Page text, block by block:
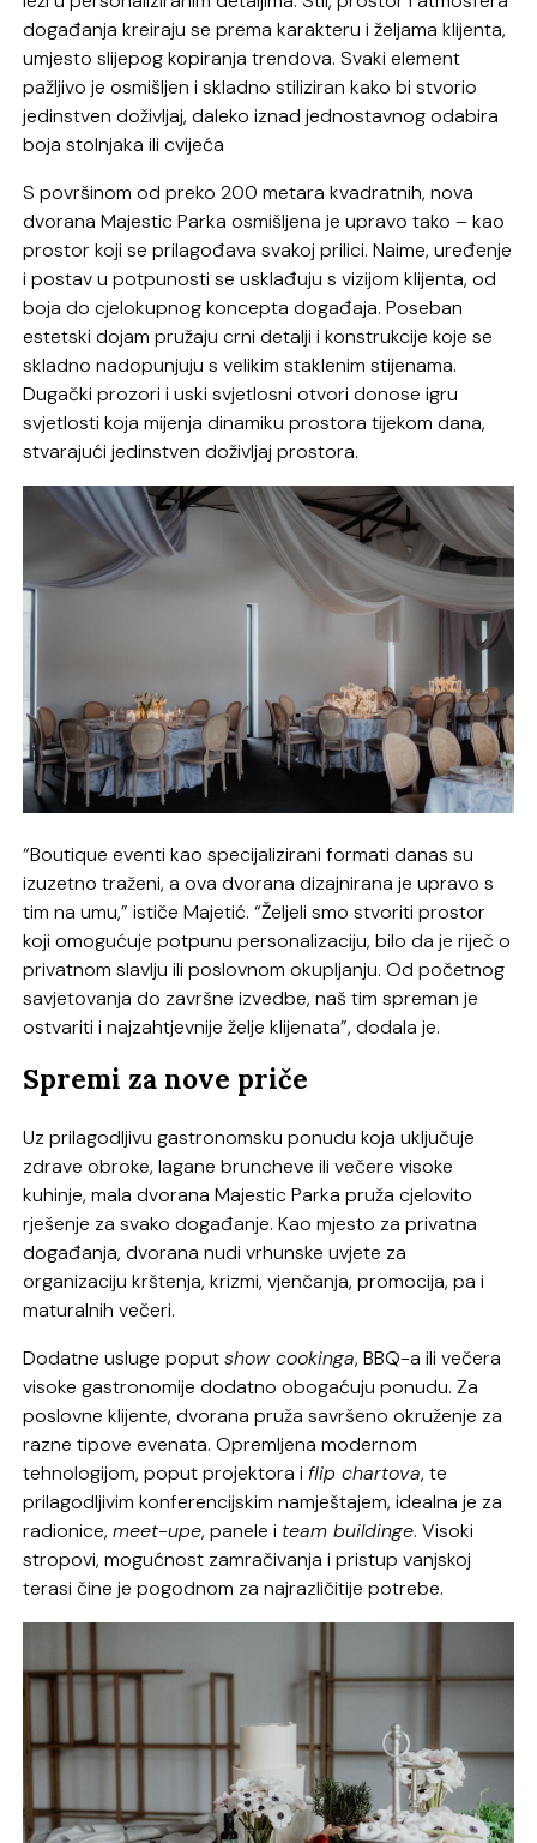
događanja kreiraju se prema karakteru i željama klijenta,
umjesto slijepog kopiranja trendova. Svaki element
pažljivo je osmišljen i skladno stiliziran kako bi stvorio
jedinstven doživljaj, daleko iznad jednostavnog odabira
boja stolnjaka ili cvijeća
S površinom od preko 200 metara kvadratnih, nova
dvorana Majestic Parka osmišljena je upravo tako – kao
prostor koji se prilagođava svakoj prilici. Naime, uređenje
i postav u potpunosti se usklađuju s vizijom klijenta, od
boja do cjelokupnog koncepta događaja. Poseban
estetski dojam pružaju crni detalji i konstrukcije koje se
skladno nadopunjuju s velikim staklenim stijenama.
Dugački prozori i uski svjetlosni otvori donose igru
svjetlosti koja mijenja dinamiku prostora tijekom dana,
stvarajući jedinstven doživljaj prostora.
“Boutique eventi kao specijalizirani formati danas su
izuzetno traženi, a ova dvorana dizajnirana je upravo s
tim na umu,” ističe Majetić. “Željeli smo stvoriti prostor
koji omogućuje potpunu personalizaciju, bilo da je riječ o
privatnom slavlju ili poslovnom okupljanju. Od početnog
savjetovanja do završne izvedbe, naš tim spreman je
ostvariti i najzahtjevnije želje klijenata”, dodala je.
Spremi za nove priče
Uz prilagodljivu gastronomsku ponudu koja uključuje
zdrave obroke, lagane bruncheve ili večere visoke
kuhinje, mala dvorana Majestic Parka pruža cjelovito
rješenje za svako događanje. Kao mjesto za privatna
događanja, dvorana nudi vrhunske uvjete za
organizaciju krštenja, krizmi, vjenčanja, promocija, pa i
maturalnih večeri.
Dodatne usluge poputshow cookinga, BBQ-a ili večera
visoke gastronomije dodatno obogaćuju ponudu. Za
poslovne klijente, dvorana pruža savršeno okruženje za
razne tipove evenata. Opremljena modernom
tehnologijom, poput projektora i flip chartova, te
prilagodljivim konferencijskim namještajem, idealna je za
radionice,meet-upe, panele i team buildinge. Visoki
stropovi, mogućnost zamračivanja i pristup vanjskoj
terasi čine je pogodnom za najrazličitije potrebe.